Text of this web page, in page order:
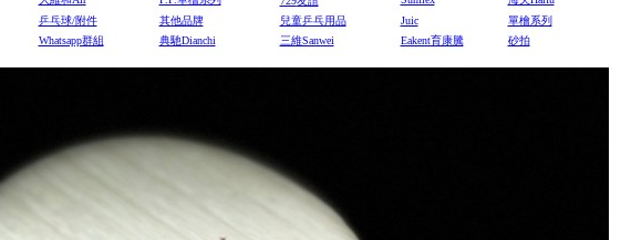
乒乓球/附件 其他品牌 兒童乒乓用品 Juic
單檜系列
Whatsapp群組 典馳Dianchi 三維Sanwei Eakent育康騰 砂拍